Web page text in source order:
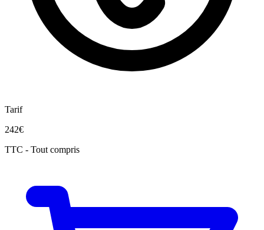
Tarif
242€
TTC - Tout compris